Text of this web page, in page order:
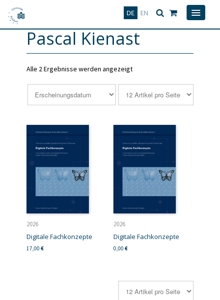
DE EN
Deutsch
Pascal Kienast
Alle 2 Ergebnisse werden angezeigt
2026
Digitale Fachkonzepte
17,00 €
2026
Digitale Fachkonzepte
0,00 €